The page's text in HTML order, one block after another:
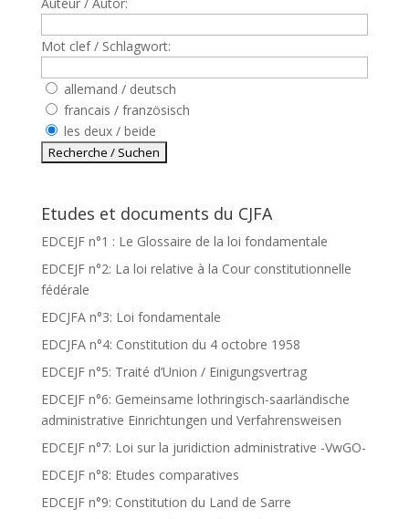
Mot clef / Schlagwort:
allemand / deutsch
francais / französisch
les deux / beide
Etudes et documents du CJFA
EDCEJF n°1 : Le Glossaire de la loi fondamentale
EDCEJF n°2: La loi relative à la Cour constitutionnelle
fédérale
EDCJFA n°3: Loi fondamentale
EDCJFA n°4: Constitution du 4 octobre 1958
EDCEJF n°5: Traité d’Union / Einigungsvertrag
EDCEJF n°6: Gemeinsame lothringisch-saarländische
administrative Einrichtungen und Verfahrensweisen
EDCEJF n°7: Loi sur la juridiction administrative -VwGO-
EDCEJF n°8: Etudes comparatives
EDCEJF n°9: Constitution du Land de Sarre